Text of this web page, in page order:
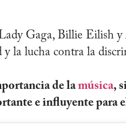
Gaga, Billie Eilish
la lucha contra la
de lamúsica,
e influyente para